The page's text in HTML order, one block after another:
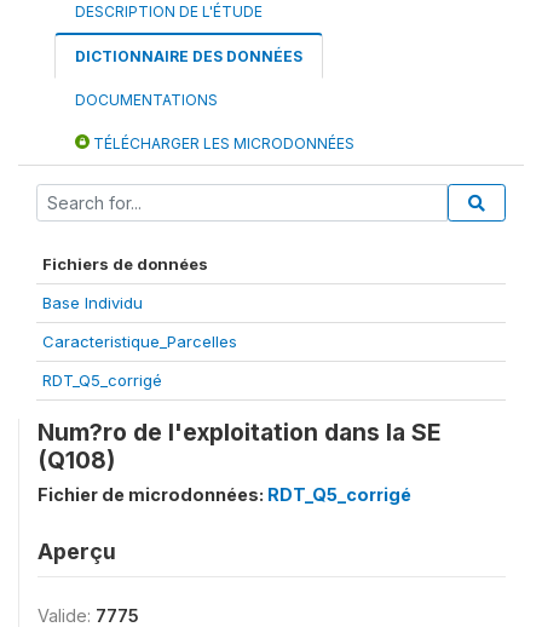
DESCRIPTION DE L'ÉTUDE
DICTIONNAIRE DES DONNÉES
DOCUMENTATIONS
TÉLÉCHARGER LES MICRODONNÉES
Fichiers de données
Base Individu
Caracteristique_Parcelles
RDT_Q5_corrigé
Num?ro de l'exploitation dans la SE
(Q108)
Fichier de microdonnées: RDT_Q5_corrigé
Aperçu
Valide: 7775